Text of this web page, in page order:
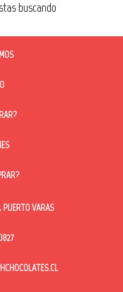
buscando
PUERTO VARAS